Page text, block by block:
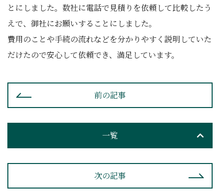
とにしました。数社に電話で見積りを依頼して比較したう
えで、御社にお願いすることにしました。
費用のことや手続の流れなどを分かりやすく説明していた
だけたので安心して依頼でき、満足しています。
前の記事
一覧
次の記事